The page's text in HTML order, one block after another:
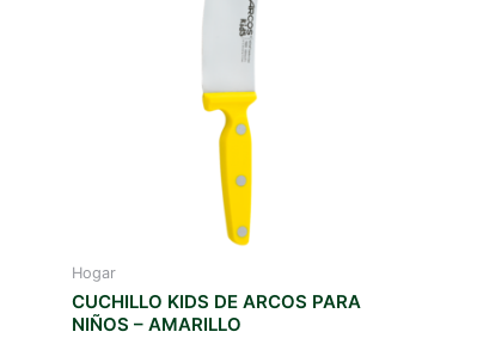
Hogar
CUCHILLO KIDS DE ARCOS PARA
NIÑOS – AMARILLO